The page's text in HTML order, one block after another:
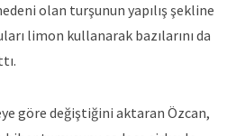
olan turşunun yapılış şekline
limon kullanarak bazılarını da
göre değiştiğini aktaran Özcan,